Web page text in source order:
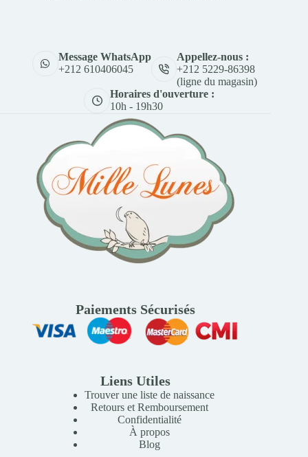
Message WhatsApp
+212 610406045
Appellez-nous :
+212 5229-86398
(ligne du magasin)
Horaires d'ouverture :
10h - 19h30
Paiements Sécurisés
Liens Utiles
Trouver une liste de naissance
Retours et Remboursement
Confidentialité
À propos
Blog